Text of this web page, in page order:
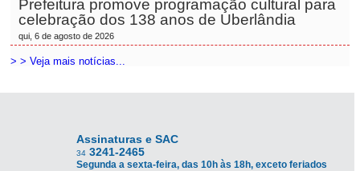
Prefeitura promove programação cultural para
celebração dos 138 anos de Uberlândia
qui, 6 de agosto de 2026
> > Veja mais notícias...
Assinaturas e SAC
34 3241-2465
Segunda a sexta-feira, das 10h às 18h, exceto feriados